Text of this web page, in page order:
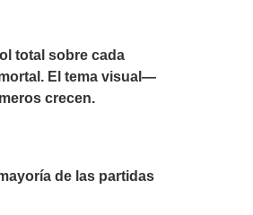
total sobre cada
El tema visual—
crecen.
de las partidas